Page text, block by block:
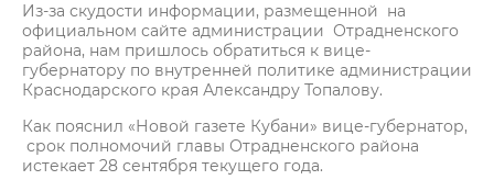
Из-за скудости информации, размещенной на
официальном сайте администрации Отрадненского
района, нам пришлось обратиться к вице-
губернатору по внутренней политике администрации
Краснодарского края Александру Топалову.
Как пояснил «Новой газете Кубани» вице-губернатор,
срок полномочий главы Отрадненского района
истекает 28 сентября текущего года.